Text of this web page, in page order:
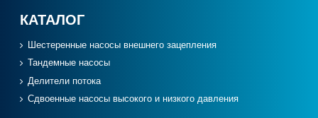
КАТАЛОГ
Шестеренные насосы внешнего зацепления
Тандемные насосы
Делители потока
Сдвоенные насосы высокого и низкого давления